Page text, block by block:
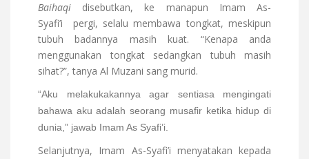
Baihaqi disebutkan, ke manapun Imam As-
Syafi’i pergi, selalu membawa tongkat, meskipun
tubuh badannya masih kuat. “Kenapa anda
menggunakan tongkat sedangkan tubuh masih
sihat?”, tanya Al Muzani sang murid.
“Aku melakukakannya agar sentiasa mengingati
bahawa aku adalah seorang musafir ketika hidup di
dunia,” jawab Imam As Syafi’i.
Selanjutnya, Imam As-Syafi’i menyatakan kepada